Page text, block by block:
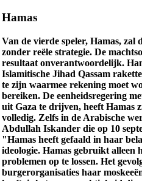
Hamas
Van de vierde speler, Hamas, zal
zonder reële strategie. De
resultaat onverantwoordelijk.
Islamitische Jihad Qassam
te zijn waarmee rekening moet
bereiken. De eenheidsregering
uit Gaza te drijven, heeft Hamas
volledig. Zelfs in de Arabische
Abdullah Iskander die op 10
"Hamas heeft gefaald in haar
ideologie. Hamas gebruikt alleen
problemen op te lossen. Het
burgerorganisaties haar